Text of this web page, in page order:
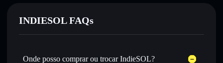
INDIESOL FAQs
Onde posso comprar ou trocar IndieSOL?